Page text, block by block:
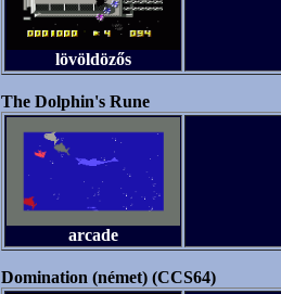
lövöldözős
The Dolphin's Rune
arcade
Domination (német) (CCS64)